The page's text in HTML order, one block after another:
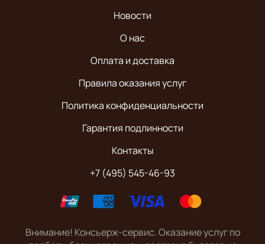
Новости
О нас
Оплата и доставка
Правила оказания услуг
Политика конфиденциальности
Гарантия подлинности
Контакты
+7 (495) 545-46-93
Внимание! Консьерж-сервис. Оказание услуг по